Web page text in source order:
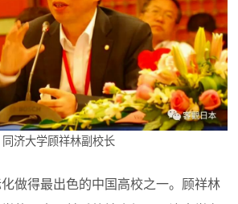
同济大学顾祥林副校长
做得最出色的中国高校之一。顾祥林